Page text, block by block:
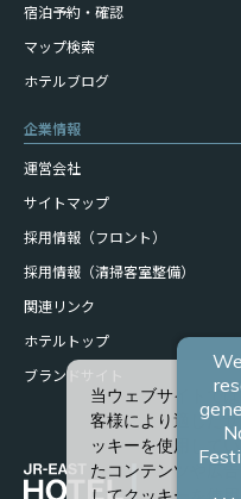
宿泊予約・確認
マップ検索
ホテルブログ
企業情報
運営会社
サイトマップ
採用情報（フロント）
採用情報（清掃客室整備）
関連リンク
ホテルトップ
ブランドサイト
当ウェブサイトで
客様により適した
ッキーを使用して
たコンテンツや広